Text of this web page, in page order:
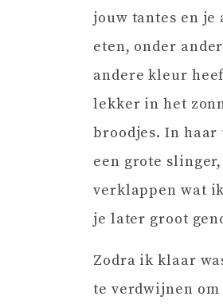
jouw tantes en
eten, onder
andere kleur
lekker in het
broodjes. In haar
een grote
verklappen wat
je later groot
Zodra ik klaar
te verdwijnen